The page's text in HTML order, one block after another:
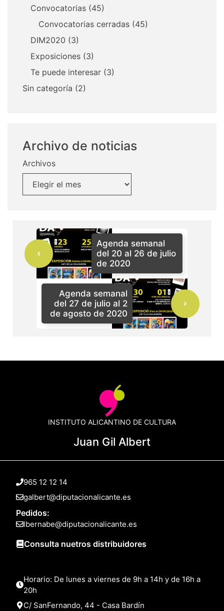
Convocatorias (45)
Convocatorias cerradas (45)
DIM2020 (3)
Exposiciones (3)
Te puede interesar (3)
Sin categoría (2)
Archivo de noticias
Archivos
Agenda semanal
del 20 al 26 de julio
de 2020
Agenda semanal
del 27 de julio al 2
de agosto de 2020
INSTITUTO ALICANTINO DE CULTURA
Juan Gil Albert
965 12 12 14
galbert@diputacionalicante.es
Pedidos:
lbernabe@diputacionalicante.es
Consulta nuetros distribuidores
Horario: De lunes a viernes de 9h a 14h y de 16h a
20h
C/ SanFernando, 44 - Casa Bardín